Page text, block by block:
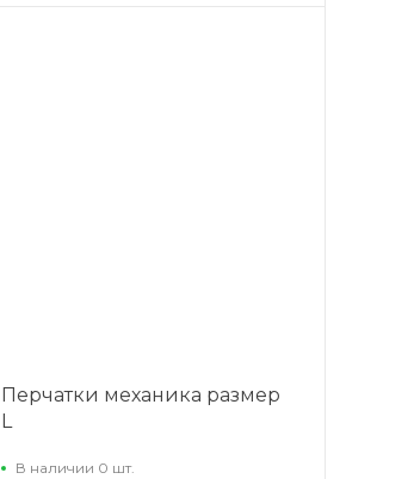
Перчатки механика размер
L
В наличии 0 шт.